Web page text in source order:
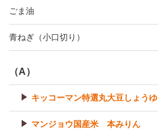
ごま油
青ねぎ（小口切り）
（A）
キッコーマン特選丸大豆しょうゆ
マンジョウ国産米 本みりん